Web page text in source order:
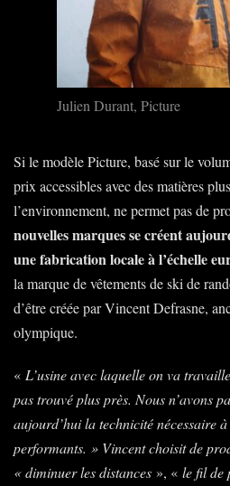
Julien Durant, Picture
Si le modèle Picture, basé sur le
prix accessibles avec des matières
l’environnement, ne permet pas de
nouvelles marques se créent
une fabrication locale à l’échelle
la marque de vêtements de ski de
d’être créée par Vincent Defrasne,
olympique.
« L’usine avec laquelle on va
pas trouvé plus près. Nous n’avons
aujourd’hui la technicité nécessaire
performants. » Vincent choisit de
« diminuer les distances », « le fil de